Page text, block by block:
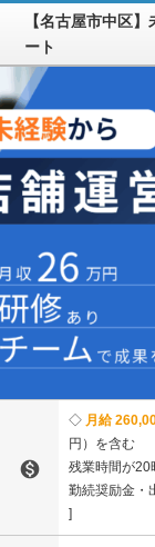
【名古屋市中区
ート

月給
円）を含む
残業時間が20
勤続奨励金・